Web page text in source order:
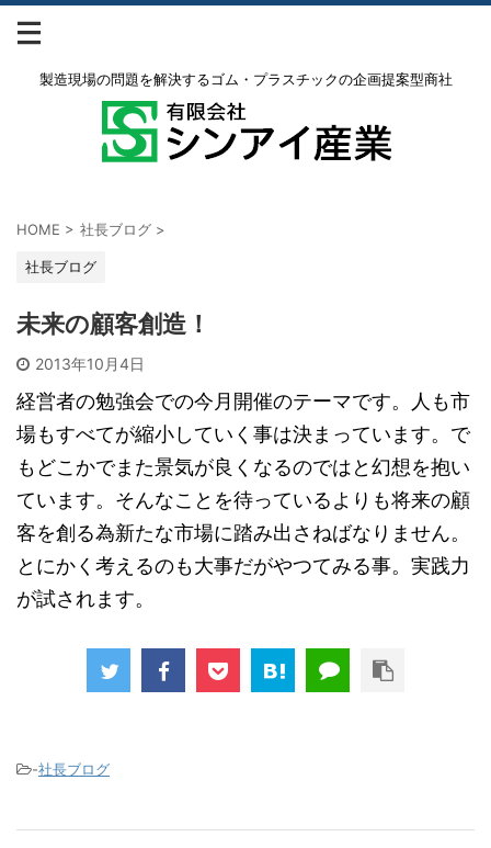
製造現場の問題を解決するゴム・プラスチックの企画提案型商社
HOME > 社長ブログ >
社長ブログ
未来の顧客創造！
2013年10月4日
経営者の勉強会での今月開催のテーマです。人も市
場もすべてが縮小していく事は決まっています。で
もどこかでまた景気が良くなるのではと幻想を抱い
ています。そんなことを待っているよりも将来の顧
客を創る為新たな市場に踏み出さねばなりません。
とにかく考えるのも大事だがやつてみる事。実践力
が試されます。
-社長ブログ